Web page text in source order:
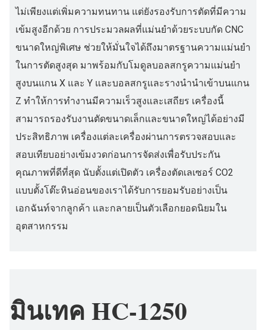
ไม่เพียงแต่เพิ่มความทนทาน แต่ยังรองรับการตัดที่มีความ
เข้มสูงอีกด้วย การประมวลผลที่แม่นยำด้วยระบบกัด CNC
ขนาดใหญ่พิเศษ ช่วยให้มั่นใจได้ถึงมาตรฐานความแม่นยำ
ในการตัดสูงสุด มาพร้อมกับโมดูลบอลสกรูความแม่นยำ
สูงบนแกน X และ Y และบอลสกรูและรางนำนำเข้าบนแกน
Z ทำให้การทำงานมีความเร็วสูงและเสถียร เครื่องนี้
สามารถรองรับงานตัดขนาดเล็กและขนาดใหญ่ได้อย่างมี
ประสิทธิภาพ เครื่องแต่ละเครื่องผ่านการตรวจสอบและ
สอบเทียบอย่างเข้มงวดก่อนการจัดส่งเพื่อรับประกัน
คุณภาพที่ดีที่สุด นับตั้งแต่เปิดตัว เครื่องตัดเลเซอร์ CO2
แบบตั้งโต๊ะหินอ่อนของเราได้รับการยอมรับอย่างเป็น
เอกฉันท์จากลูกค้า และกลายเป็นตัวเลือกยอดนิยมใน
อุตสาหกรรม
มินเทค HC-1250